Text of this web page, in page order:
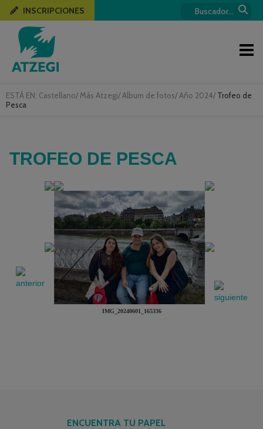
ESTÁ EN: Castellano/ Más Atzegi/ Album de fotos/ Año 2024/ Trofeo de
Pesca
INSCRIPCIONES
TROFEO DE PESCA
IMG_20240601_165336
ENCUENTRA TU PAPEL